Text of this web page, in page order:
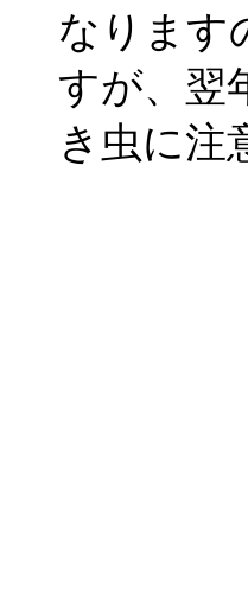
なります
すが、翌
き虫に注